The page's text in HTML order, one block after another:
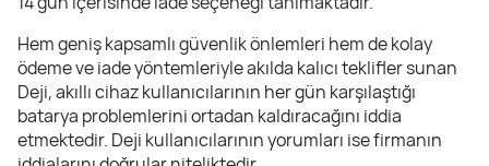
Hem geniş kapsamlı güvenlik önlemleri hem de kolay
ödeme ve iade yöntemleriyle akılda kalıcı teklifler sunan
Deji, akıllı cihaz kullanıcılarının her gün karşılaştığı
batarya problemlerini ortadan kaldıracağını iddia
etmektedir. Deji kullanıcılarının yorumları ise firmanın